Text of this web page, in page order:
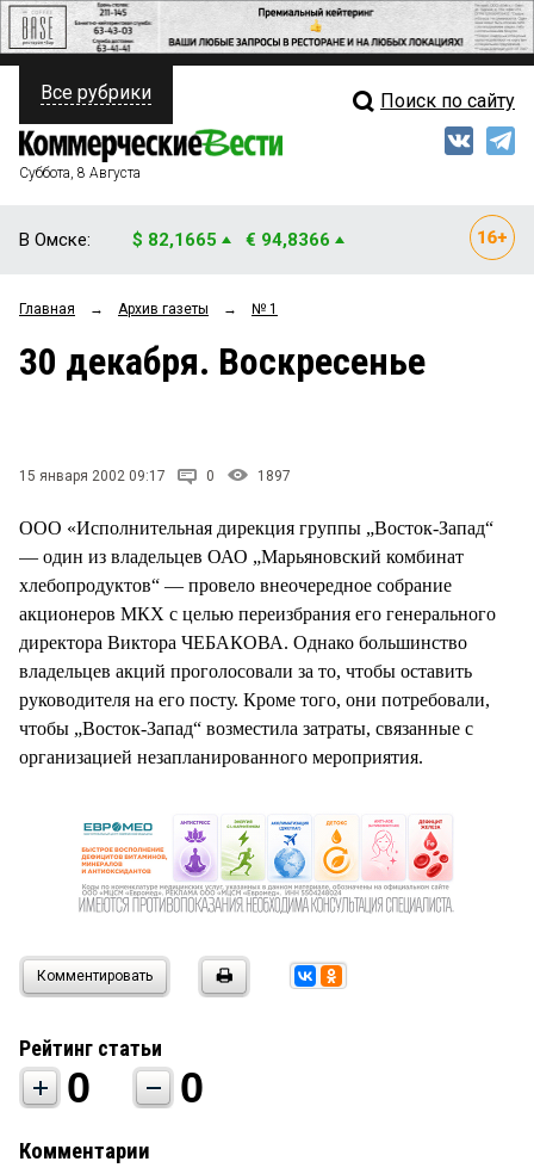
ПОЛИТИКА
ФИНАНСЫ
ОБЩЕСТВО
ЗАКОН
ПРОИСШЕСТВИЯ
СТИЛЬ ЖИЗНИ
Свежий выпуск
Рейтинги
Все рубрики Поиск по сайту
Суббота, 8 Августа
В Омске: $ 82,1665 € 94,8366
Главная → Архив газеты → № 1
30 декабря. Воскресенье
15 января 2002 09:17 0 1897
ООО «Исполнительная дирекция группы „Восток-Запад“
— один из владельцев ОАО „Марьяновский комбинат
хлебопродуктов“ — провело внеочередное собрание
акционеров МКХ с целью переизбрания его генерального
директора Виктора ЧЕБАКОВА. Однако большинство
владельцев акций проголосовали за то, чтобы оставить
руководителя на его посту. Кроме того, они потребовали,
чтобы „Восток-Запад“ возместила затраты, связанные с
организацией незапланированного мероприятия.
Комментировать
Рейтинг статьи
0 0
Комментарии